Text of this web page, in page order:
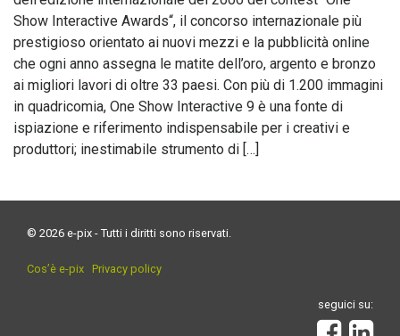
Show Interactive Awards“, il concorso internazionale più
prestigioso orientato ai nuovi mezzi e la pubblicità online
che ogni anno assegna le matite dell’oro, argento e bronzo
ai migliori lavori di oltre 33 paesi. Con più di 1.200 immagini
in quadricomia, One Show Interactive 9 è una fonte di
ispiazione e riferimento indispensabile per i creativi e
produttori; inestimabile strumento di […]
© 2026 e-pix - Tutti i diritti sono riservati.
Cos’è e-pix Privacy policy
seguici su: